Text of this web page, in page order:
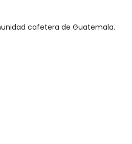
cafetera de Guatemala.